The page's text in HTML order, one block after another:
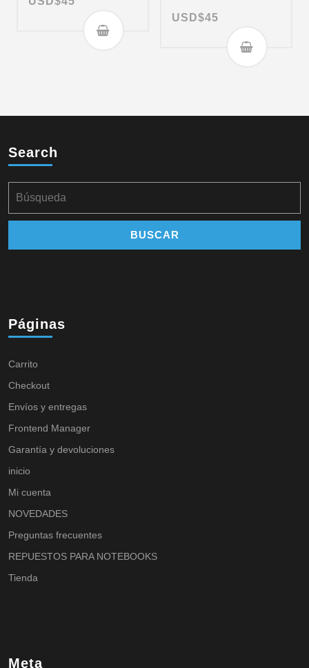
USD$45
Search
Páginas
Carrito
Checkout
Envíos y entregas
Frontend Manager
Garantía y devoluciones
inicio
Mi cuenta
NOVEDADES
Preguntas frecuentes
REPUESTOS PARA NOTEBOOKS
Tienda
Meta